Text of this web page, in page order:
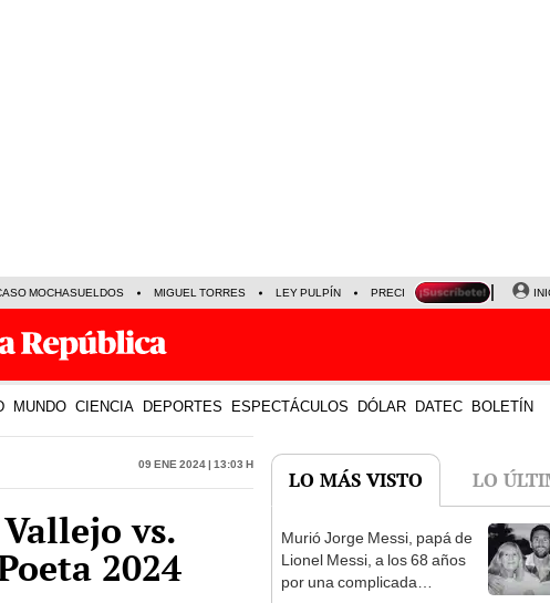
MOCHASUELDOS MIGUEL TORRES LEY PULPÍN PRECIO DEL DÓLAR
MUNDO CIENCIA DEPORTES ESPECTÁCULOS DÓLAR DATEC BOLETÍN
09 Ene 2024 | 13:03 h
vs.
2024
LO MÁS VISTO LO
Murió Jorge Messi, papá de
Lionel Messi, a los 68 años
por una complicada